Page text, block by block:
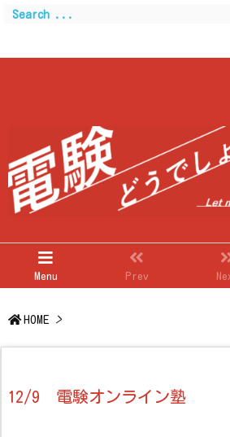
Warning: Trying to access array
/home/c0403866/public_html/
Menu Prev
HOME >
12/9 電験オンライン塾